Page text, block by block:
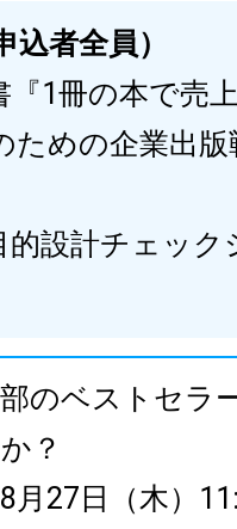
者全員）
『1冊の本で売
ための企業出
的設計チェック
のベストセラ
？
月27日（木）